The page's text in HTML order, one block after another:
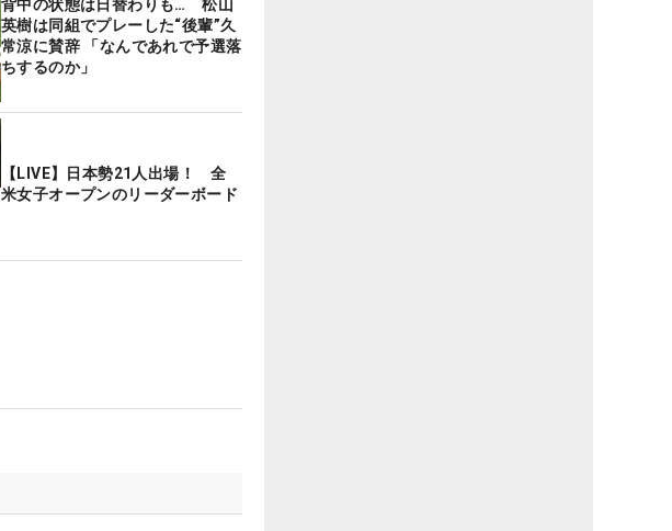
背中の状態は日替わりも… 松山
英樹は同組でプレーした“後輩”久
常涼に賛辞 「なんであれで予選落
ちするのか」
【LIVE】日本勢21人出場！ 全
米女子オープンのリーダーボード